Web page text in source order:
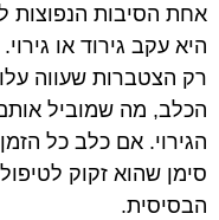
אחת הסיבות הנפוצות
היא עקב גירוד או
רק הצטברות שעווה
הכלב, מה שמוביל
הגירוי. אם כלב כל
סימן שהוא זקוק
הבסיסית.